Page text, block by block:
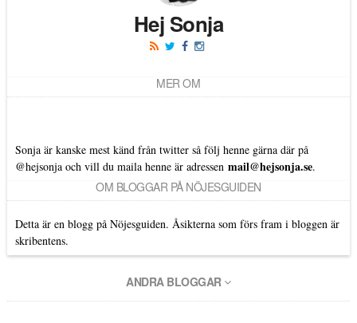
Hej Sonja
MER OM
Sonja är kanske mest känd från twitter så följ henne gärna där på
@hejsonjaoch vill du maila henne är adressen mail@hejsonja.se.
OM BLOGGAR PÅ NÖJESGUIDEN
Detta är en blogg på Nöjesguiden. Åsikterna som förs fram i bloggen är
skribentens.
ANDRA BLOGGAR